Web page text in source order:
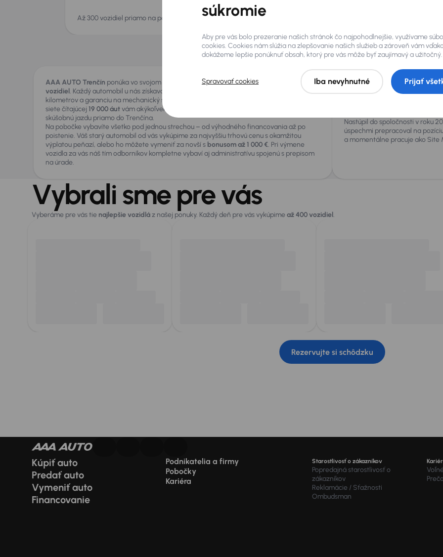
Až 300 vozidiel priamo na pobočke Wifi pripojenie zadarmod
O pobočke
AAA AUTO Trenčín ponúka vo svojom autocentre výber zviac ako 300 preverených
vozidiel. Každý automobil u nás získava doživotnú záruku pôvodu, certifikát najazdených
kilometrov a garanciu na mechanický stav. Ak si nevyberiete priamo na mieste, z našej
siete čítajúcej 19 000 áutvám akýkoľvek model radi privezieme na detailnú prehliadku a
skúšobnú jazdu priamo do Trenčína.
Na pobočke vybavíte všetko pod jednou strechou – od výhodného financovania až po
poistenie. Váš starý automobil od vás vykúpime za najvyššiu trhovú cenu s okamžitou
výplatou peňazí, alebo ho môžete vymeniť za novší s bonusom až 1 000 €. Pri výmene
vozidla za vás náš tím odborníkov kompletne vybaví aj administratívu spojenú s prepisom
na úrade.
Roman Jánoš
Nastúpil do spoločnosti v roku
úspechmi prepracoval na
a momentálne pracuje ako Site
Vybrali sme pre vás
Vyberáme pre vás tie najlepšie vozidláz našej ponuky. Každý deň pre vás vykúpimeaž 400 vozidiel.
Rezervujte si schôdzku
Kúpiť auto
Predať auto
Vymeniť auto
Financovanie
Podnikatelia a firmy
Pobočky
Kariéra
Starostlivosť o zákazníkov
Popredajná starostlivosť o
zákazníkov
Reklamácie / Sťažnosti
Ombudsman
súkromie
Aby pre vás bolo prezeranie našich stránok čo najpohodlnejšie, využívame
cookies. Cookies nám slúžia na zlepšovanie našich služieb a zároveň vám
dokážeme lepšie ponúknuť obsah, ktorý pre vás môže byť zaujímavý a užitočný.
Spravovať cookies Iba nevyhnutné Prijať